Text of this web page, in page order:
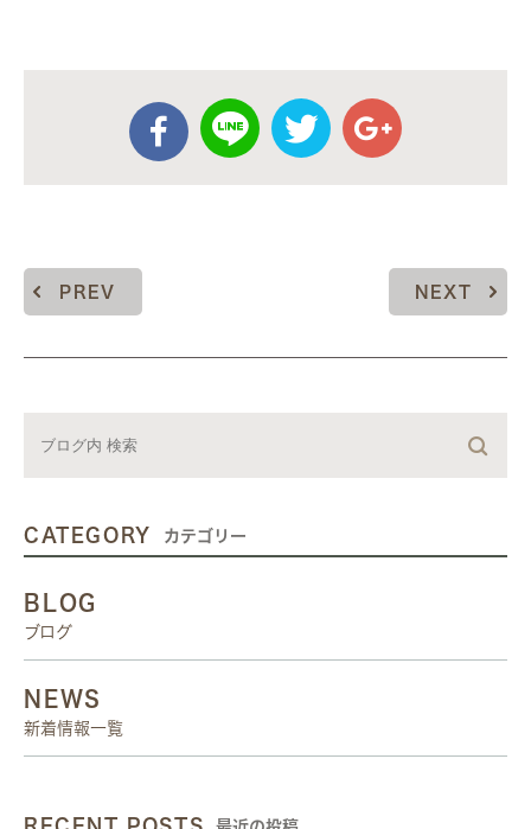
PREV NEXT
CATEGORY カテゴリー
BLOG
ブログ
NEWS
新着情報一覧